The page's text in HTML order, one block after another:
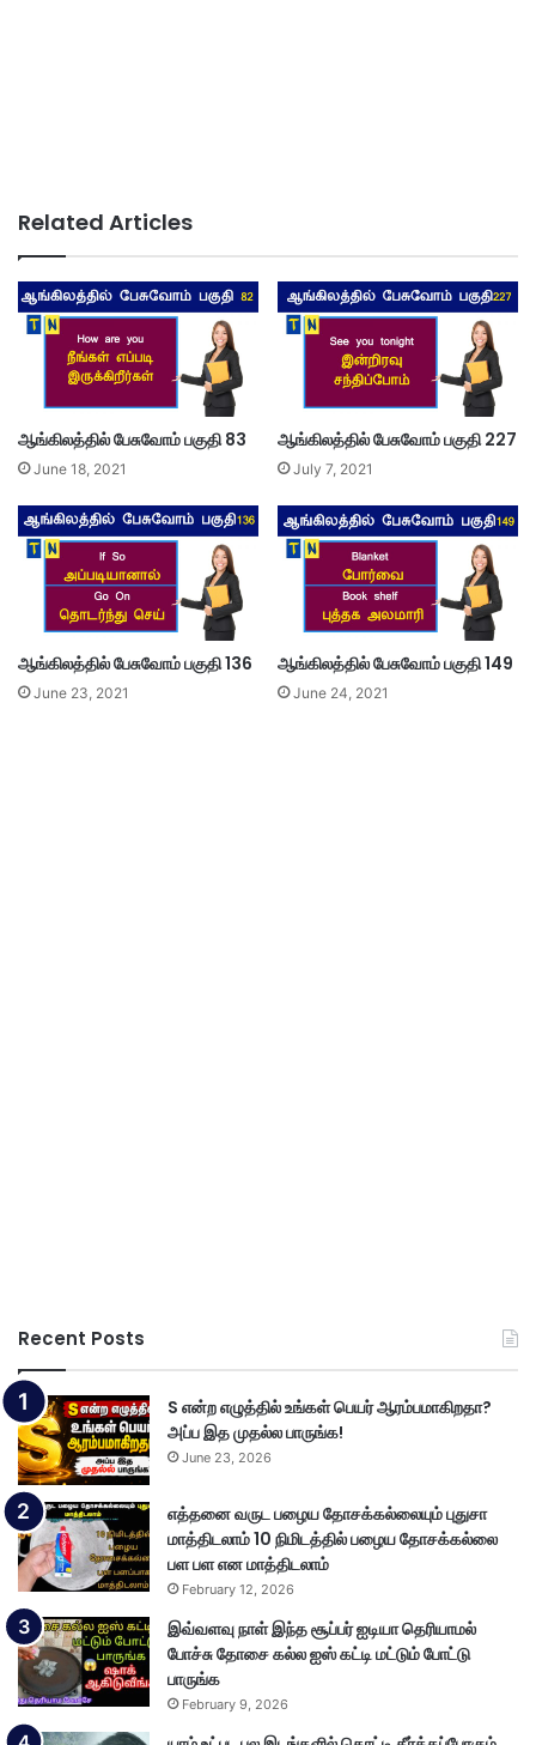
Related Articles
ஆங்கிலத்தில் பேசுவோம் பகுதி 83
June 18, 2021
ஆங்கிலத்தில் பேசுவோம் பகுதி 227
July 7, 2021
ஆங்கிலத்தில் பேசுவோம் பகுதி 136
June 23, 2021
ஆங்கிலத்தில் பேசுவோம் பகுதி 149
June 24, 2021
Recent Posts
S என்ற எழுத்தில் உங்கள் பெயர் ஆரம்பமாகிறதா?
அப்ப இத முதல்ல பாருங்க!
June 23, 2026
எத்தனை வருட பழைய தோசக்கல்லையும் புதுசா
மாத்திடலாம் 10 நிமிடத்தில் பழைய தோசக்கல்லை
பள பள என மாத்திடலாம்
February 12, 2026
இவ்வளவு நாள் இந்த சூப்பர் ஐடியா தெரியாமல்
போச்சு தோசை கல்ல ஐஸ் கட்டி மட்டும் போட்டு
பாருங்க
February 9, 2026